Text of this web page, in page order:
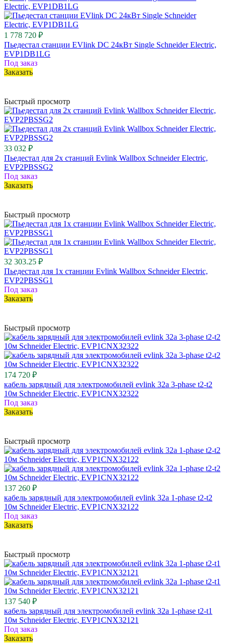
1 778 720 ₽
Пьедестал станции EVlink DC 24кВт Single Schneider Electric,
EVP1DB1LG
Под заказ
Заказать
Быстрый просмотр
33 032 ₽
Пьедестал для 2x станций Evlink Wallbox Schneider Electric,
EVP2PBSSG2
Под заказ
Заказать
Быстрый просмотр
32 303.25 ₽
Пьедестал для 1х станции Evlink Wallbox Schneider Electric,
EVP2PBSSG1
Под заказ
Заказать
Быстрый просмотр
174 720 ₽
кабель зарядный для электромобилей evlink 32a 3-phase t2-t2
10м Schneider Electric, EVP1CNX32322
Под заказ
Заказать
Быстрый просмотр
137 260 ₽
кабель зарядный для электромобилей evlink 32a 1-phase t2-t2
10м Schneider Electric, EVP1CNX32122
Под заказ
Заказать
Быстрый просмотр
137 540 ₽
кабель зарядный для электромобилей evlink 32a 1-phase t2-t1
10м Schneider Electric, EVP1CNX32121
Под заказ
Заказать